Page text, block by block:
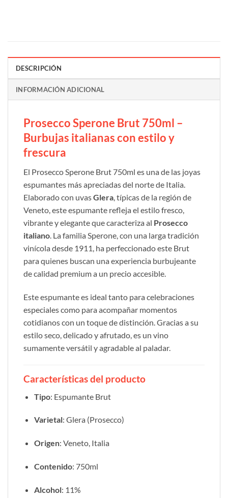
DESCRIPCIÓN
INFORMACIÓN ADICIONAL
Prosecco Sperone Brut 750ml –
Burbujas italianas con estilo y
frescura
El Prosecco Sperone Brut 750ml es una de las joyas
espumantes más apreciadas del norte de Italia.
Elaborado con uvasGlera, típicas de la región de
Veneto, este espumante refleja el estilo fresco,
vibrante y elegante que caracteriza al Prosecco
italiano. La familia Sperone, con una larga tradición
vinícola desde 1911, ha perfeccionado este Brut
para quienes buscan una experiencia burbujeante
de calidad premium a un precio accesible.
Este espumante es ideal tanto para celebraciones
especiales como para acompañar momentos
cotidianos con un toque de distinción. Gracias a su
estilo seco, delicado y afrutado, es un vino
sumamente versátil y agradable al paladar.
Características del producto
Tipo: Espumante Brut
Varietal: Glera (Prosecco)
Origen: Veneto, Italia
Contenido: 750ml
Alcohol: 11%